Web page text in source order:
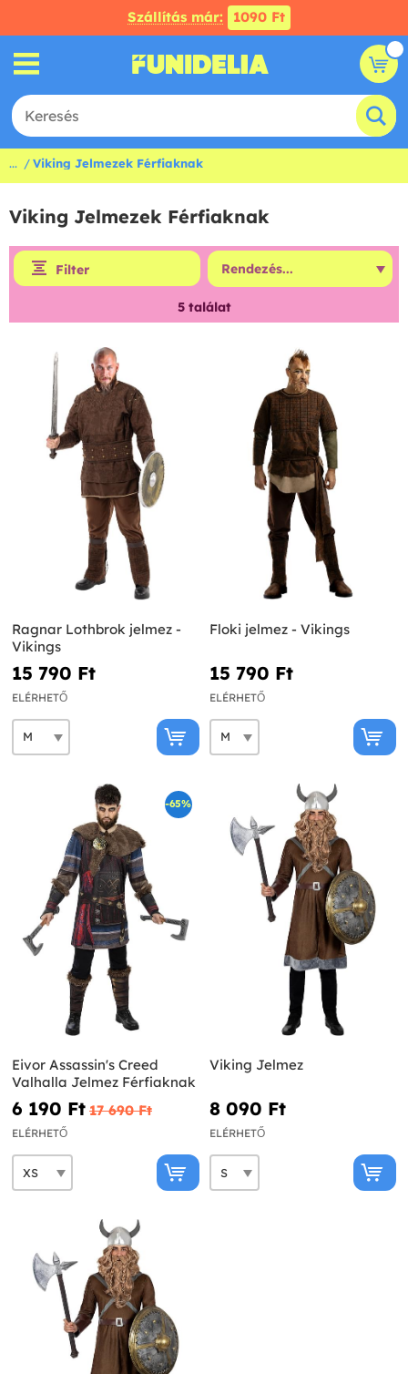
Szállítás már: 1090 Ft
... Viking Jelmezek Férfiaknak
Viking Jelmezek Férfiaknak
Filter
5találat
Ragnar Lothbrok jelmez -
Vikings
15 790 Ft‎
ELÉRHETŐ
Floki jelmez - Vikings
15 790 Ft‎
ELÉRHETŐ
-65%
Eivor Assassin's Creed
Valhalla Jelmez Férfiaknak
6 190 Ft‎ 17 690 Ft‎
ELÉRHETŐ
Viking Jelmez
8 090 Ft‎
ELÉRHETŐ